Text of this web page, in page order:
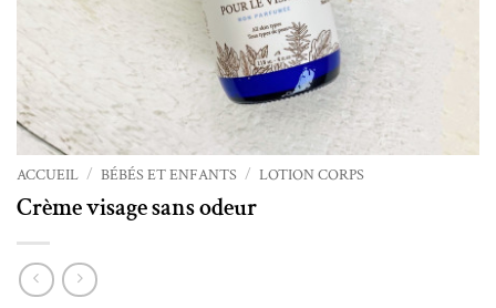
ACCUEIL / BÉBÉS ET ENFANTS / LOTION CORPS
Crème visage sans odeur